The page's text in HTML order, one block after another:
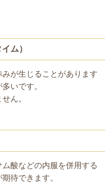
ム）
が生じることがあります
いです。
ん。
酸などの内服を併用する
待できます。